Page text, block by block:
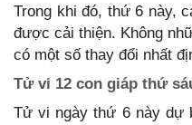
Trong khi đó, thứ 6 này,
được cải thiện. Không
có một số thay đổi nhất
Tử vi 12 con giáp thứ
Tử vi ngày thứ 6 này dự